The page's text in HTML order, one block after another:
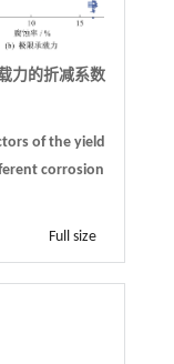
力的折减系数
of the yield
corrosion
Full size